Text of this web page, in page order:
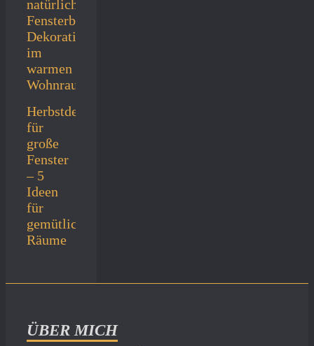
Herbstdeko
für
große
Fenster
– 5
Ideen
für
gemütliche
Räume
ÜBER MICH